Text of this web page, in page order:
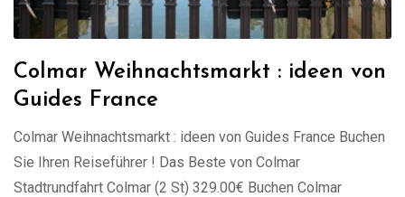
Colmar Weihnachtsmarkt : ideen von
Guides France
Colmar Weihnachtsmarkt : ideen von Guides France Buchen
Sie Ihren Reiseführer ! Das Beste von Colmar
Stadtrundfahrt Colmar (2 St) 329.00€ Buchen Colmar